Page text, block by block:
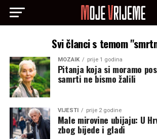
Svi članci s temom
MOZAIK prije 1 godina
Pitanja koja si moramo
samrti ne bismo žalili
VIJESTI prije 2 godine
Male mirovine ubijaju: U
zbog bijede i gladi